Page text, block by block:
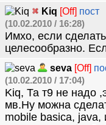
Kiq [Off] пост
(10.02.2010 / 16:28)
Имхо, если
целесообразно.
seva [Off]
(10.02.2010 / 17:04)
Kiq, Та т9 не надо
мв.Ну можна
mobile basica,